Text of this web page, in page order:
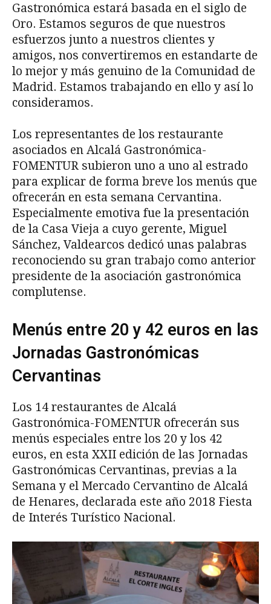
Gastronómica estará basada en el siglo de
Oro. Estamos seguros de que nuestros
esfuerzos junto a nuestros clientes y
amigos, nos convertiremos en estandarte de
lo mejor y más genuino de la Comunidad de
Madrid. Estamos trabajando en ello y así lo
consideramos.
Los representantes de los restaurante
asociados en Alcalá Gastronómica-
FOMENTUR subieron uno a uno al estrado
para explicar de forma breve los menús que
ofrecerán en esta semana Cervantina.
Especialmente emotiva fue la presentación
de la Casa Vieja a cuyo gerente, Miguel
Sánchez, Valdearcos dedicó unas palabras
reconociendo su gran trabajo como anterior
presidente de la asociación gastronómica
complutense.
Menús entre 20 y 42 euros en las
Jornadas Gastronómicas
Cervantinas
Los 14 restaurantes de Alcalá
Gastronómica-FOMENTUR ofrecerán sus
menús especiales entre los 20 y los 42
euros, en esta XXII edición de las Jornadas
Gastronómicas Cervantinas, previas a la
Semana y el Mercado Cervantino de Alcalá
de Henares, declarada este año 2018 Fiesta
de Interés Turístico Nacional.